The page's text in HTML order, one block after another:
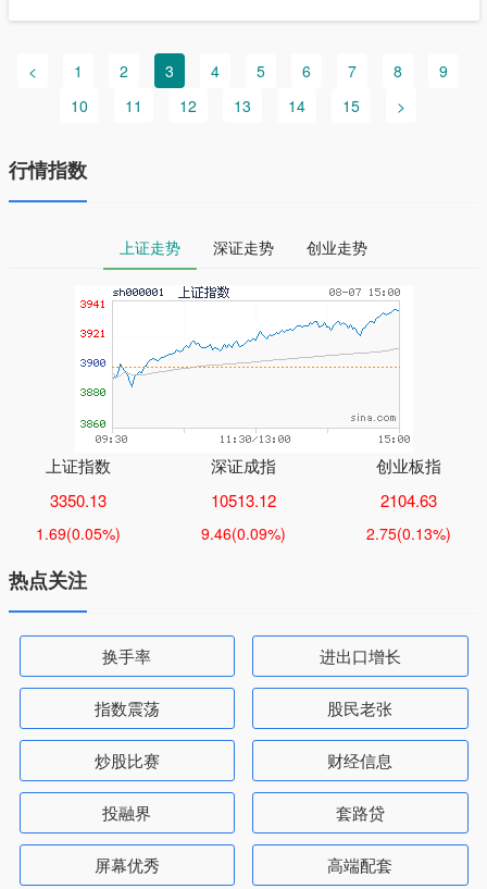
< 1 2 3 4 5 6 7 8
9
10
11 12 13 14 15 >
行情指数
上证走势 深证走势 创业走势
上证指数
3350.13
1.69(0.05%)
深证成指
10513.12
9.46(0.09%)
创业板指
2104.63
2.75(0.13%)
热点关注
换手率 进出口增长
指数震荡 股民老张
炒股比赛 财经信息
投融界 套路贷
屏幕优秀 高端配套